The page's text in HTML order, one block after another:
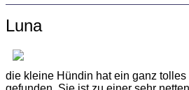
Luna
die kleine Hündin hat ein ganz